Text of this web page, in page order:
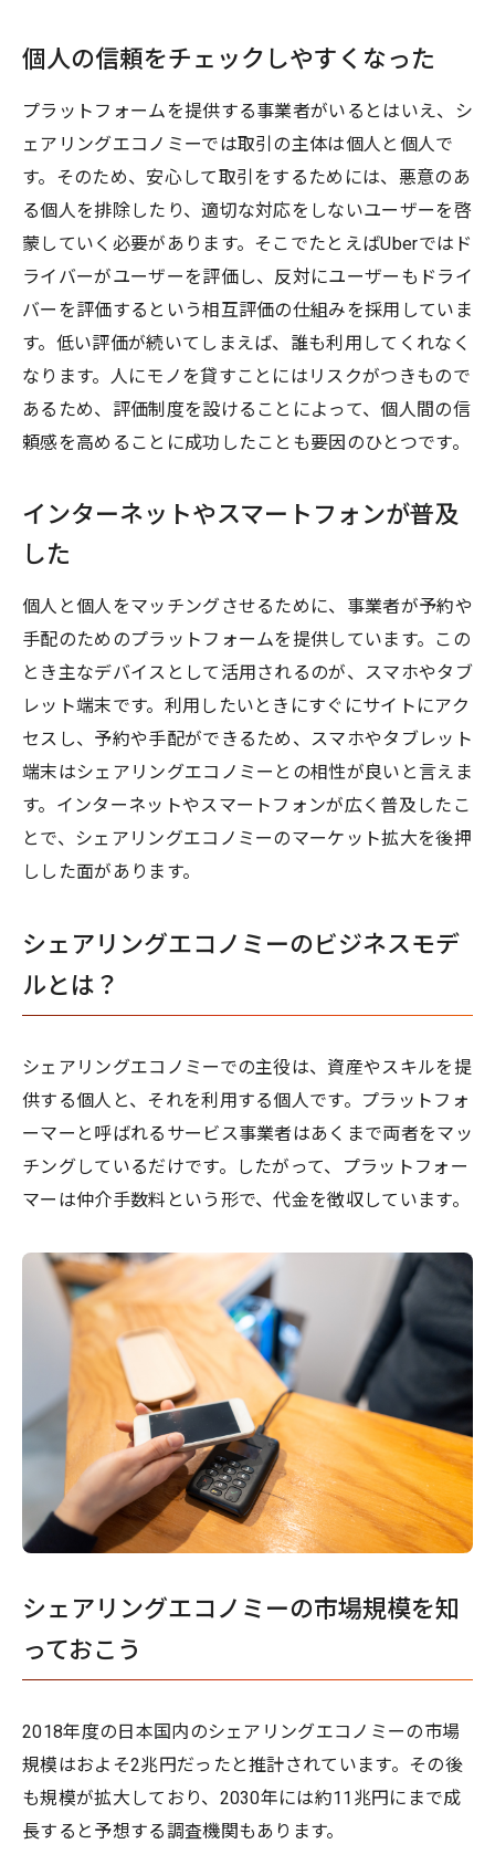
個人の信頼をチェックしやすくなった
プラットフォームを提供する事業者がいるとはいえ、シ
ェアリングエコノミーでは取引の主体は個人と個人で
す。そのため、安心して取引をするためには、悪意のあ
る個人を排除したり、適切な対応をしないユーザーを啓
蒙していく必要があります。そこでたとえばUberではド
ライバーがユーザーを評価し、反対にユーザーもドライ
バーを評価するという相互評価の仕組みを採用していま
す。低い評価が続いてしまえば、誰も利用してくれなく
なります。人にモノを貸すことにはリスクがつきもので
あるため、評価制度を設けることによって、個人間の信
頼感を高めることに成功したことも要因のひとつです。
インターネットやスマートフォンが普及
した
個人と個人をマッチングさせるために、事業者が予約や
手配のためのプラットフォームを提供しています。この
とき主なデバイスとして活用されるのが、スマホやタブ
レット端末です。利用したいときにすぐにサイトにアク
セスし、予約や手配ができるため、スマホやタブレット
端末はシェアリングエコノミーとの相性が良いと言えま
す。インターネットやスマートフォンが広く普及したこ
とで、シェアリングエコノミーのマーケット拡大を後押
しした面があります。
シェアリングエコノミーのビジネスモデ
ルとは？
シェアリングエコノミーでの主役は、資産やスキルを提
供する個人と、それを利用する個人です。プラットフォ
ーマーと呼ばれるサービス事業者はあくまで両者をマッ
チングしているだけです。したがって、プラットフォー
マーは仲介手数料という形で、代金を徴収しています。
シェアリングエコノミーの市場規模を知
っておこう
2018年度の日本国内のシェアリングエコノミーの市場
規模はおよそ2兆円だったと推計されています。その後
も規模が拡大しており、2030年には約11兆円にまで成
長すると予想する調査機関もあります。